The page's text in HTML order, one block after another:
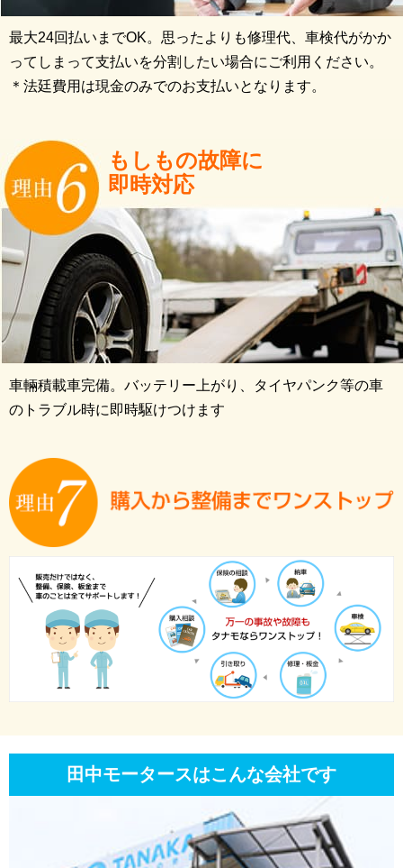
最大24回払いまでOK。思ったよりも修理代、車検代がかか
ってしまって支払いを分割したい場合にご利用ください。
＊法廷費用は現金のみでのお支払いとなります。
もしもの故障に
即時対応
車輛積載車完備。バッテリー上がり、タイヤパンク等の車
のトラブル時に即時駆けつけます
田中モータースはこんな会社です